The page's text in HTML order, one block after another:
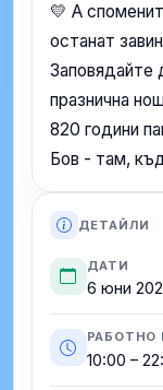
💛 А
останат
Заповядайте
празнична
820 години
Бов - там,
ДЕТАЙЛИ
ДАТИ
6 юни
РАБОТНО
10:00 –